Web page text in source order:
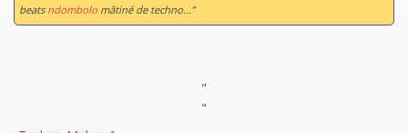
beats ndombolo mâtiné de techno…”
"
"